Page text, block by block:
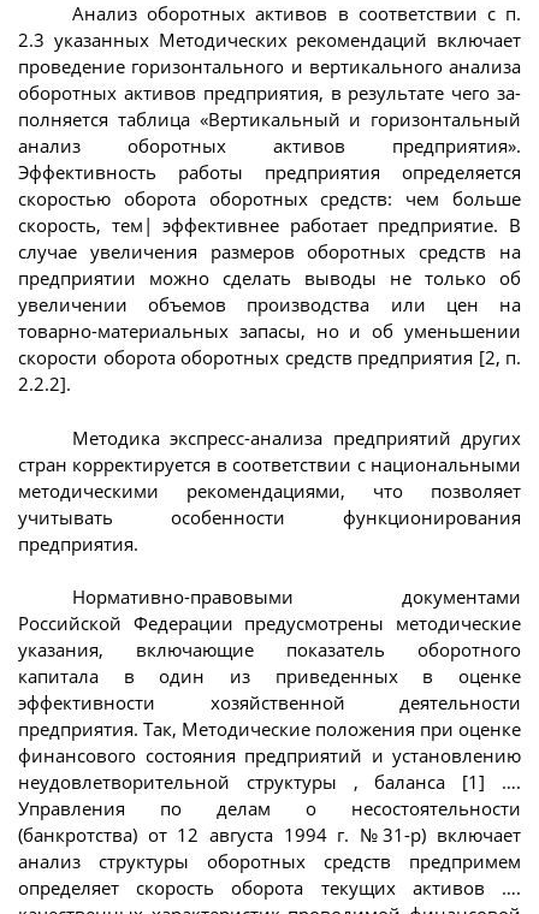
Анализ оборотных активов в соответствии с п.
2.3 указанных Методических рекомендаций включает
проведение горизонтального и вертикального анализа
оборотных активов предприятия, в результате чего за-
полняется таблица «Вертикальный и горизонтальный
анализ оборотных активов предприятия».
Эффективность работы предприятия определяется
скоростью оборота оборотных средств: чем больше
скорость, тем| эффективнее работает предприятие. В
случае увеличения размеров оборотных средств на
предприятии можно сделать выводы не только об
увеличении объемов производства или цен на
товарно-материальных запасы, но и об уменьшении
скорости оборота оборотных средств предприятия [2, п.
2.2.2].
Методика экспресс-анализа предприятий других
стран корректируется в соответствии с национальными
методическими рекомендациями, что позволяет
учитывать особенности функционирования
предприятия.
Нормативно-правовыми документами
Российской Федерации предусмотрены методические
указания, включающие показатель оборотного
капитала в один из приведенных в оценке
эффективности хозяйственной деятельности
предприятия. Так, Методические положения при оценке
финансового состояния предприятий и установлению
неудовлетворительной структуры , баланса [1] ….
Управления по делам о несостоятельности
(банкротства) от 12 августа 1994 г. №31-р) включает
анализ структуры оборотных средств предпримем
определяет скорость оборота текущих активов ….